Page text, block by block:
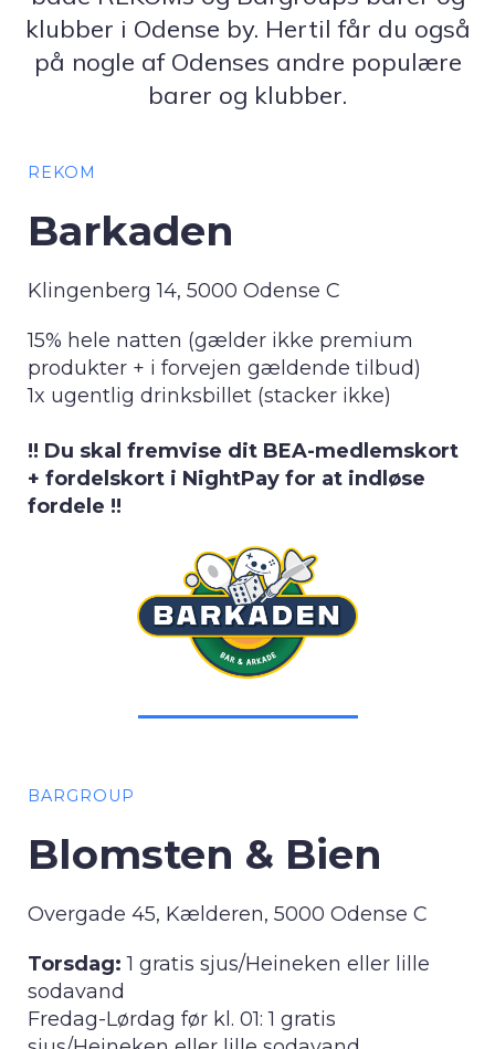
klubber i Odense by. Hertil får du også
på nogle af Odenses andre populære
barer og klubber.
REKOM
Barkaden
Klingenberg 14, 5000 Odense C
15% hele natten (gælder ikke premium
produkter + i forvejen gældende tilbud)
1x ugentlig drinksbillet (stacker ikke)
!! Du skal fremvise dit BEA-medlemskort
+ fordelskort i NightPay for at indløse
fordele !!
BARGROUP
Blomsten & Bien
Overgade 45, Kælderen, 5000 Odense C
Torsdag: 1 gratis sjus/Heineken eller lille
sodavand
Fredag-Lørdag før kl. 01: 1 gratis